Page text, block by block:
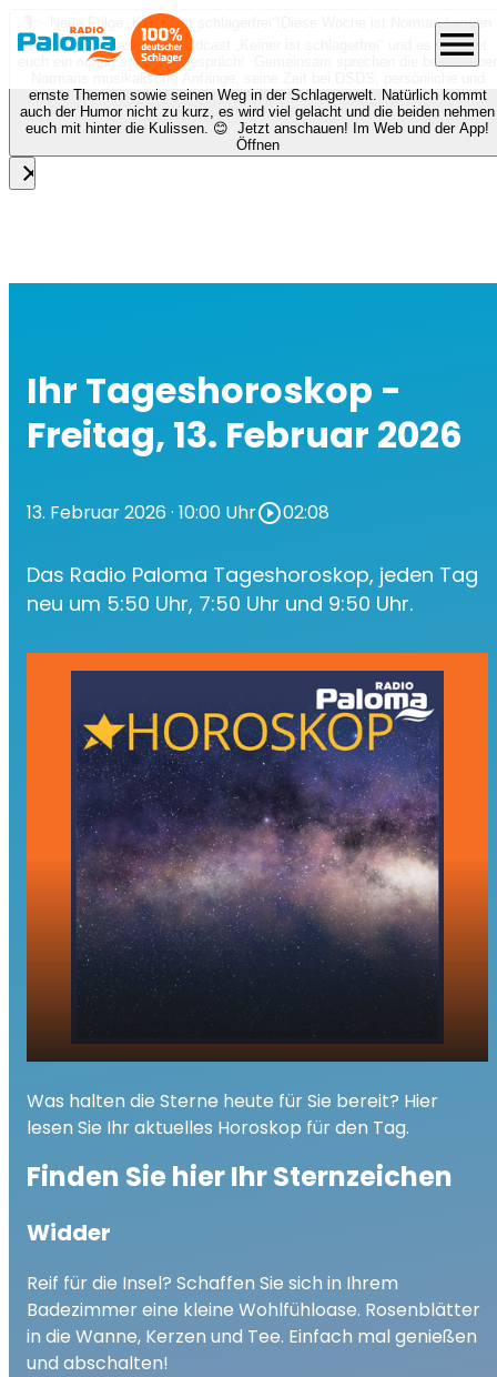
🎙️✨ Neue Folge „Keiner ist schlagerfrei“!
Diese Woche ist Norman Langen
bei Nora zu Gast beim Podcast „Keiner ist schlagerfrei“ und es erwartet
euch ein richtig schönes Gespräch! Gemeinsam sprechen die beiden über
Normans musikalische Anfänge, seine Zeit bei DSDS, persönliche und
ernste Themen sowie seinen Weg in der Schlagerwelt. Natürlich kommt
auch der Humor nicht zu kurz, es wird viel gelacht und die beiden nehmen
euch mit hinter die Kulissen. 😊 Jetzt anschauen! Im Web und der App!
Öffnen
close
menu
Ihr Tageshoroskop -
Freitag, 13. Februar 2026
13. Februar 2026· 10:00 Uhrplay_circle_outline02:08
Das Radio Paloma Tageshoroskop, jeden Tag
neu um 5:50 Uhr, 7:50 Uhr und 9:50 Uhr.
play_arrow Ihr Tageshoroskop - Freitag, 13. Februar
2026
Was halten die Sterne heute für Sie bereit? Hier
lesen Sie Ihr aktuelles Horoskop für den Tag.
Finden Sie hier Ihr Sternzeichen
Widder
Reif für die Insel? Schaffen Sie sich in Ihrem
Badezimmer eine kleine Wohlfühloase. Rosenblätter
in die Wanne, Kerzen und Tee. Einfach mal genießen
und abschalten!